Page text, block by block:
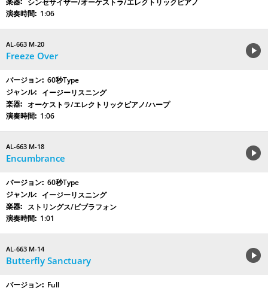
シンセサイザー/オーケストラ/エレクトリックピアノ
1:06
AL-663 M-20
Freeze Over
60秒Type
イージーリスニング
オーケストラ/エレクトリックピアノ/ハープ
1:06
AL-663 M-18
Encumbrance
60秒Type
イージーリスニング
ストリングス/ビブラフォン
1:01
AL-663 M-14
Butterfly Sanctuary
Full